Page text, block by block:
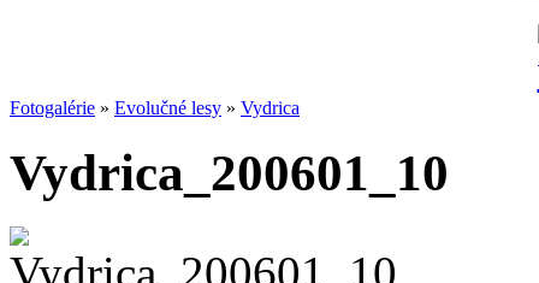
Fotogalérie » Evolučné lesy » Vydrica
Vydrica_200601_10